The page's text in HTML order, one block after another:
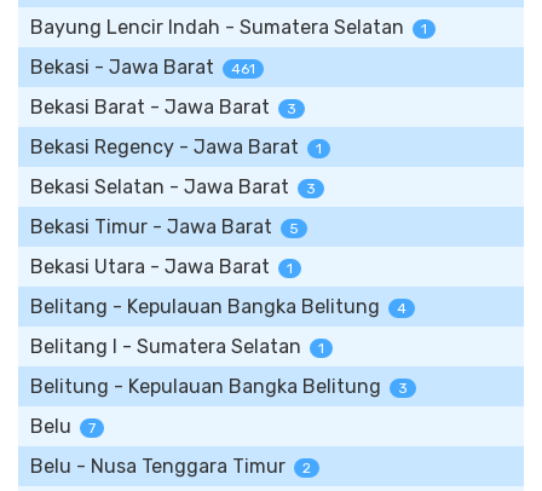
Bayung Lencir Indah - Sumatera Selatan 1
Bekasi - Jawa Barat 461
Bekasi Barat - Jawa Barat 3
Bekasi Regency - Jawa Barat 1
Bekasi Selatan - Jawa Barat 3
Bekasi Timur - Jawa Barat 5
Bekasi Utara - Jawa Barat 1
Belitang - Kepulauan Bangka Belitung 4
Belitang I - Sumatera Selatan 1
Belitung - Kepulauan Bangka Belitung 3
Belu 7
Belu - Nusa Tenggara Timur 2